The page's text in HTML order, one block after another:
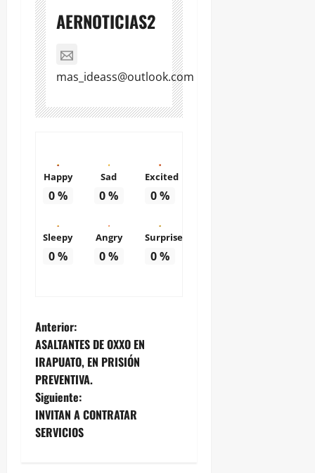
AERNOTICIAS2
mas_ideass@outlook.com
Happy
0%
Sad
0%
Excited
0%
Sleepy
0%
Angry
0%
Surprise
0%
N
a
v
e
Anterior:
ASALTANTES DE OXXO EN
IRAPUATO, EN PRISIÓN
PREVENTIVA.
Siguiente:
INVITAN A CONTRATAR
SERVICIOS